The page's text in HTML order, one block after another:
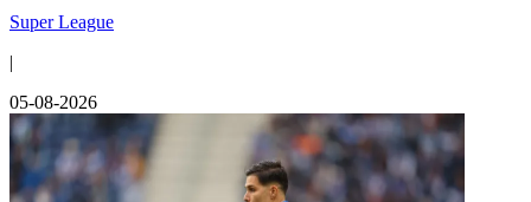
Super League
|
05-08-2026